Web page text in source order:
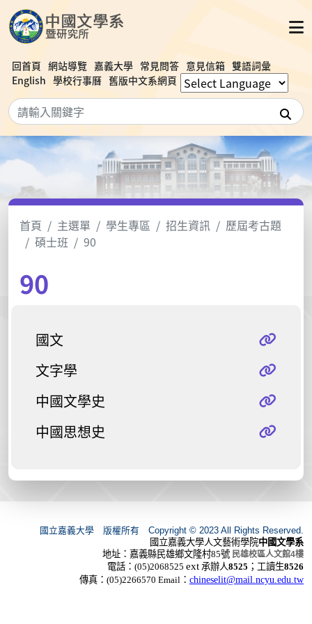
回首頁 網站導覽 嘉義大學 常見問答 意見信箱 雙語詞彙
English 學校行事曆 舊版中文系網頁
搜尋
首頁 主選單 學生專區 招生資訊
歷屆考古題
碩士班
90
90
國文
文字學
中國文學史
中國思想史
國立嘉義大學 版權所有 Copyright © 2023 All Rights Reserved.
國立嘉義大學人文藝術學院中國文學系
地址：嘉義縣民雄鄉文隆村85號 民雄校區人文館4樓
電話： (05)2068525 ext 承辦人8525 ；工讀生8526
傳真： (05)2266570 Email ： chineselit@mail.ncyu.edu.tw